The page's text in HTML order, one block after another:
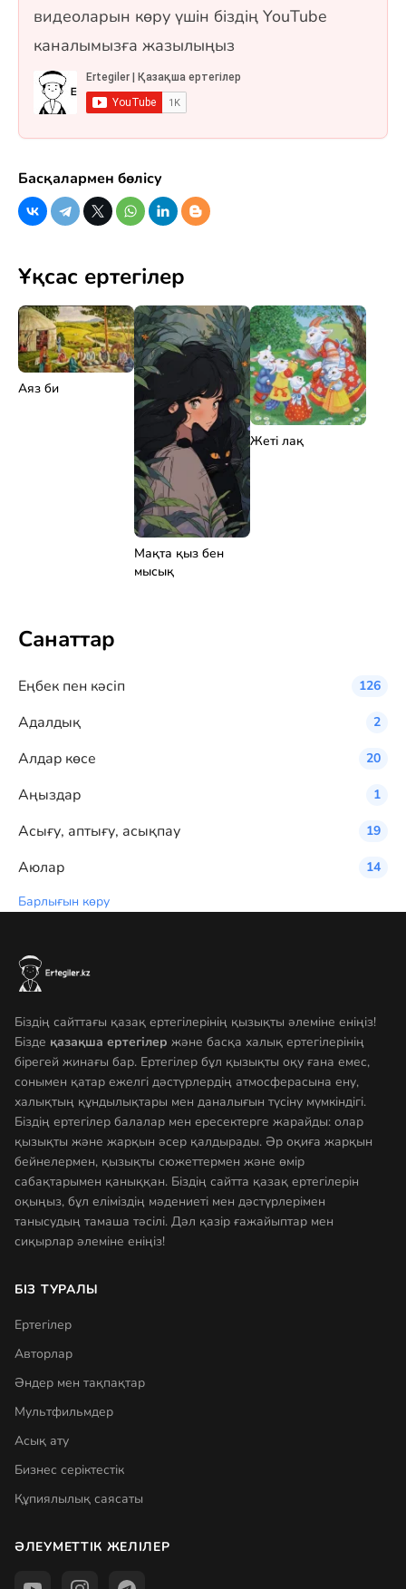
видеоларын көру үшін біздің YouTube
каналымызға жазылыңыз
Басқалармен бөлісу
Ұқсас ертегілер
Аяз би
Мақта қыз бен
мысық
Жеті лақ
Санаттар
Eңбек пен кәсіп 126
Адалдық 2
Алдар көсе 20
Аңыздар 1
Асығу, аптығу, асықпау 19
Аюлар
14
Барлығын көру
Біздің сайттағы қазақ ертегілерінің қызықты әлеміне еніңіз!
Бізде қазақша ертегілер және басқа халық ертегілерінің
бірегей жинағы бар. Ертегілер бұл қызықты оқу ғана емес,
сонымен қатар ежелгі дәстүрлердің атмосферасына ену,
халықтың құндылықтары мен даналығын түсіну мүмкіндігі.
Біздің ертегілер балалар мен ересектерге жарайды: олар
қызықты және жарқын әсер қалдырады. Әр оқиға жарқын
бейнелермен, қызықты сюжеттермен және өмір
сабақтарымен қаныққан. Біздің сайтта қазақ ертегілерін
оқыңыз, бұл еліміздің мәдениеті мен дәстүрлерімен
танысудың тамаша тәсілі. Дәл қазір ғажайыптар мен
сиқырлар әлеміне еніңіз!
БІЗ ТУРАЛЫ
Ертегілер
Авторлар
Әндер мен тақпақтар
Мультфильмдер
Асық ату
Бизнес серіктестік
Құпиялылық саясаты
ӘЛЕУМЕТТІК ЖЕЛІЛЕР